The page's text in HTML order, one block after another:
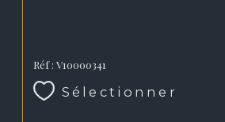
Réf : V10000341
Sélectionner